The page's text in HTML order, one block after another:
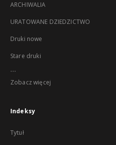
ARCHIWALIA
URATOWANE DZIEDZICTWO
Druki nowe
Stare druki
...
Zobacz więcej
Indeksy
Tytuł